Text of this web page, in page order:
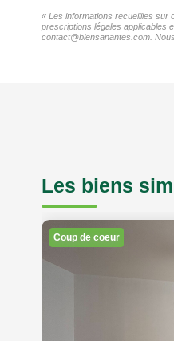
« Les informations recueillies sur
prescriptions légales applicables
contact@biensanantes.com.
Les biens
Coup de coeur